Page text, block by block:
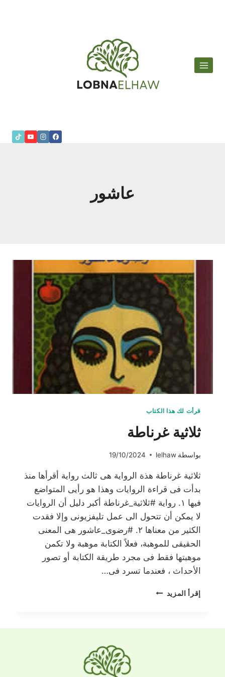
عاشور
قرأت لك هذا الكتاب
ثلاثية غرناطة
بواسطة lelhaw
19/10/2024
ثلاثية غرناطة هذة الرواية هى ثالث رواية أقرأها منذ
بدأت فى قراءة الروايات وهذا هو رأيى المتواضع
فيها ١. رواية #ثلاثية_غرناطة أكبر دليل أن الروايات
لا يمكن أن تتحول الى عمل تليفزيونى وإلا فقدت
الكثير من معناها ٢. #رضوى_عاشور هى المعنى
الحقيقى للموهبة، فعلاً الكتابة موهبة ولا تكمن
موهبتها فقط فى مجرد طريقة الكتابة أو تصور
الأحداث ، فعندما تسرد فى…
إقرأ المزيد ثلاثية